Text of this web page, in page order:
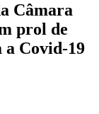
Câmara
prol de
a Covid-19